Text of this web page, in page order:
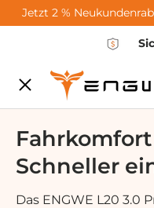
Vai al contenuto
Jetzt 2 %
Menu
City-Sale
E-Bikes
Schneller
Das ENGWE L20 3.0